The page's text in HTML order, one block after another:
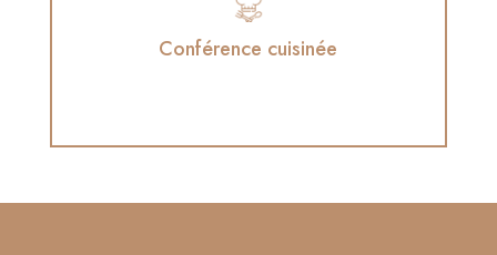
Conférence cuisinée
Conférence cuisinée